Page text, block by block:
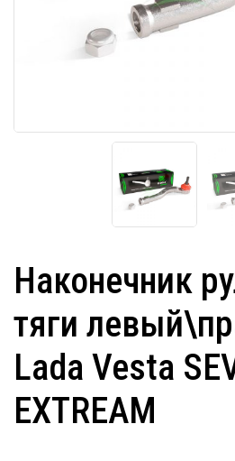
Наконечник
тяги
Lada Vesta
EXTREAM